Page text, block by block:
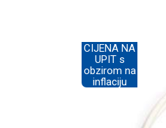
CIJENA NA
UPIT s
obzirom na
inflaciju